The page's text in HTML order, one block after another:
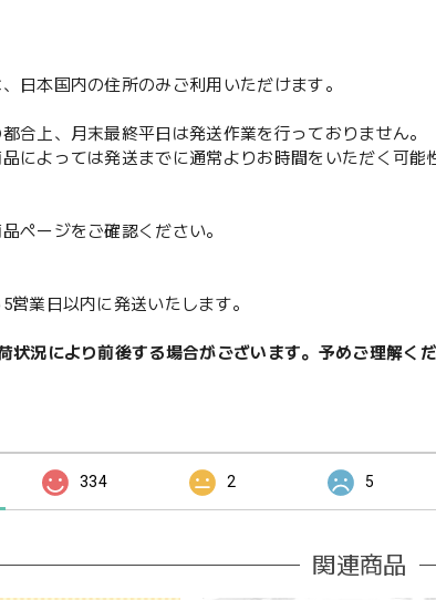
日本国内の住所のみご利用いただけます。
合上、月末最終平日は発送作業を行っておりません。
によっては発送までに通常よりお時間をいただく可能
ページをご確認ください。
営業日以内に発送いたします。
状況により前後する場合がございます。予めご理解くだ
334 2 5
関連商品